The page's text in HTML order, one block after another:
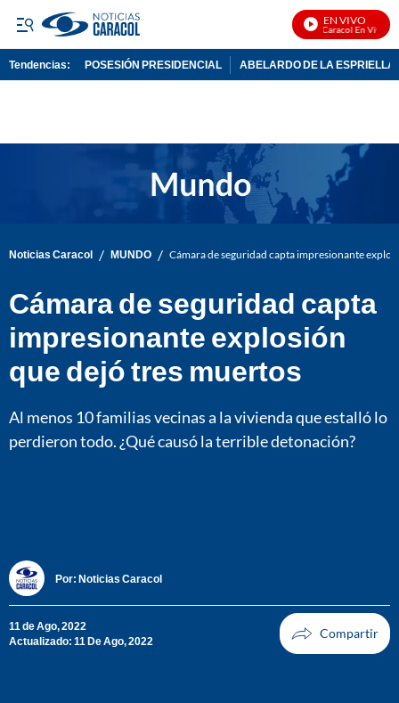
EN VIVO
Noticias Caracol En Vivo
Tendencias: POSESIÓN PRESIDENCIAL ABELARDO DE LA ESPRIELLA
Noticias Caracol / MUNDO / Cámara de seguridad capta impresionante
Cámara de seguridad capta
impresionante explosión
que dejó tres muertos
Al menos 10 familias vecinas a la vivienda que estalló lo
perdieron todo. ¿Qué causó la terrible detonación?
Por: Noticias Caracol
11 de Ago, 2022
Actualizado: 11 De Ago, 2022